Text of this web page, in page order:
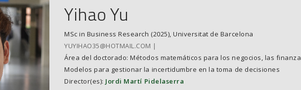
Yihao Yu
MSc in Business Research (2025), Universitat de Barcelona
YUYIHAO35@HOTMAIL.COM
Área del doctorado: Métodos matemáticos para los negocios, las
Modelos para gestionar la incertidumbre en la toma de decisiones
Director(es): Jordi Martí Pidelaserra